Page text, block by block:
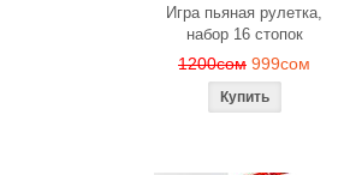
Игра пьяная рулетка,
набор 16 стопок
1200сом 999сом